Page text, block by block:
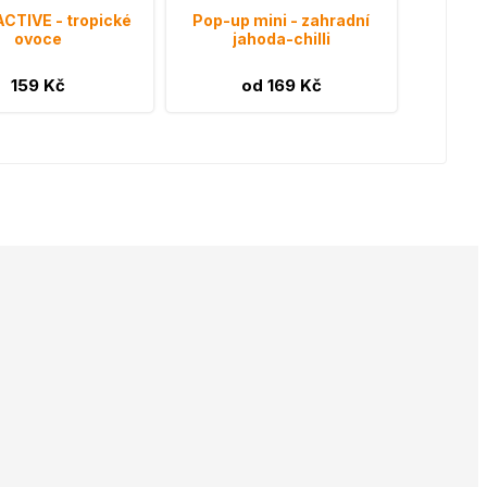
- tropické
ovoce
159 Kč
Pop-up mini - zahradní
jahoda-chilli
od 169 Kč